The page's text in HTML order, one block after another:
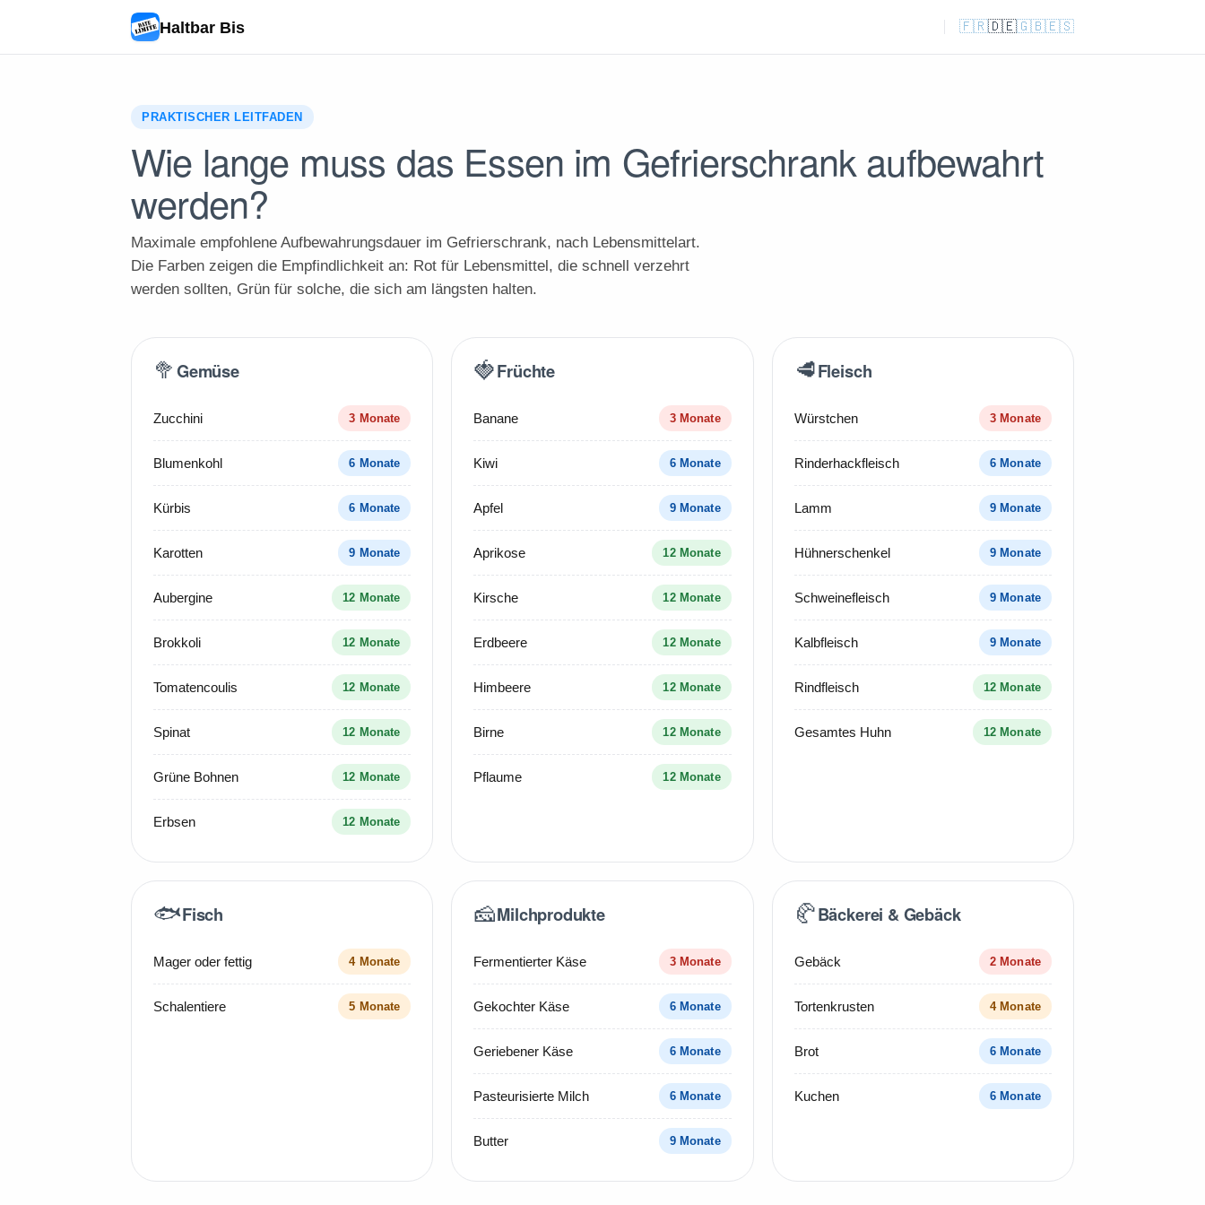
Haltbar Bis 🇫🇷🇩🇪🇬🇧🇪🇸
PRAKTISCHER LEITFADEN
Wie lange muss das Essen im Gefrierschrank aufbewahrt
werden?
Maximale empfohlene Aufbewahrungsdauer im Gefrierschrank, nach Lebensmittelart.
Die Farben zeigen die Empfindlichkeit an: Rot für Lebensmittel, die schnell verzehrt
werden sollten, Grün für solche, die sich am längsten halten.
🥦Gemüse
Zucchini 3 Monate
Blumenkohl 6 Monate
Kürbis 6 Monate
Karotten 9 Monate
Aubergine 12 Monate
Brokkoli 12 Monate
Tomatencoulis 12 Monate
Spinat 12 Monate
Grüne Bohnen 12 Monate
Erbsen 12 Monate
🍓Früchte
Banane 3 Monate
Kiwi 6 Monate
Apfel 9 Monate
Aprikose 12 Monate
Kirsche 12 Monate
Erdbeere 12 Monate
Himbeere 12 Monate
Birne 12 Monate
Pflaume 12 Monate
🥩Fleisch
Würstchen 3 Monate
Rinderhackfleisch 6 Monate
Lamm 9 Monate
Hühnerschenkel 9 Monate
Schweinefleisch 9 Monate
Kalbfleisch 9 Monate
Rindfleisch 12 Monate
Gesamtes Huhn 12 Monate
🐟Fisch
Mager oder fettig 4 Monate
Schalentiere 5 Monate
🧀Milchprodukte
Fermentierter Käse 3 Monate
Gekochter Käse 6 Monate
Geriebener Käse 6 Monate
Pasteurisierte Milch 6 Monate
Butter 9 Monate
🥐Bäckerei & Gebäck
Gebäck 2 Monate
Tortenkrusten 4 Monate
Brot 6 Monate
Kuchen 6 Monate